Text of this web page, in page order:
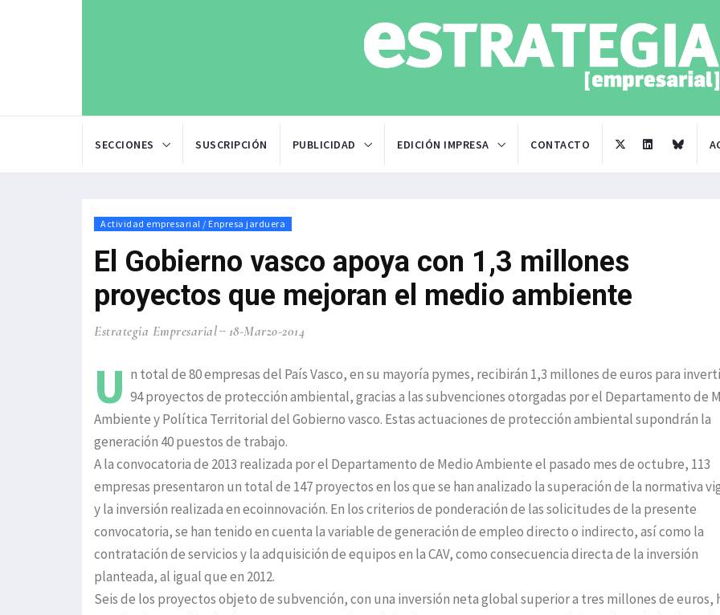
SECCIONES SUSCRIPCIÓN PUBLICIDAD EDICIÓN IMPRESA CONTACTO
Actividad empresarial / Enpresa jarduera
El Gobierno vasco apoya con 1,3 millones
proyectos que mejoran el medio ambiente
Estrategia Empresarial 18-Marzo-2014
U n total de 80 empresas del País Vasco, en su mayoría pymes, recibirán 1,3 millones de euros para
94 proyectos de protección ambiental, gracias a las subvenciones otorgadas por el Departamento de
Ambiente y Política Territorial del Gobierno vasco. Estas actuaciones de protección ambiental supondrán la
generación 40 puestos de trabajo.
A la convocatoria de 2013 realizada por el Departamento de Medio Ambiente el pasado mes de octubre, 113
empresas presentaron un total de 147 proyectos en los que se han analizado la superación de la normativa
y la inversión realizada en ecoinnovación. En los criterios de ponderación de las solicitudes de la presente
convocatoria, se han tenido en cuenta la variable de generación de empleo directo o indirecto, así como la
contratación de servicios y la adquisición de equipos en la CAV, como consecuencia directa de la inversión
planteada, al igual que en 2012.
Seis de los proyectos objeto de subvención, con una inversión neta global superior a tres millones de euros,